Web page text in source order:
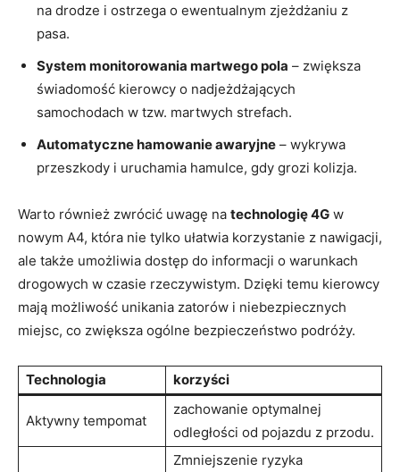
na drodze i ostrzega o ewentualnym zjeżdżaniu z
pasa.
System monitorowania martwego pola – zwiększa
świadomość kierowcy o nadjeżdżających
samochodach w tzw. martwych strefach.
Automatyczne hamowanie awaryjne – wykrywa
przeszkody i uruchamia hamulce, gdy grozi kolizja.
Warto również zwrócić uwagę na technologię 4G w
nowym A4, która nie tylko ułatwia korzystanie z nawigacji,
ale także umożliwia dostęp do informacji o warunkach
drogowych w czasie rzeczywistym. Dzięki temu kierowcy
mają możliwość unikania zatorów i niebezpiecznych
miejsc, co zwiększa ogólne bezpieczeństwo podróży.
Technologia korzyści
Aktywny tempomat
zachowanie optymalnej
odległości od pojazdu z przodu.
Zmniejszenie ryzyka